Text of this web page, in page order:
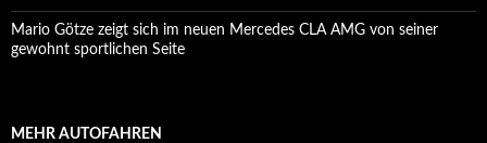
Mario Götze zeigt sich im neuen Mercedes CLA AMG von seiner
gewohnt sportlichen Seite
MEHR AUTOFAHREN